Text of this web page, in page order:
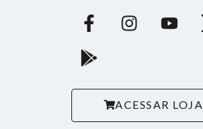
ACESSAR LOJA